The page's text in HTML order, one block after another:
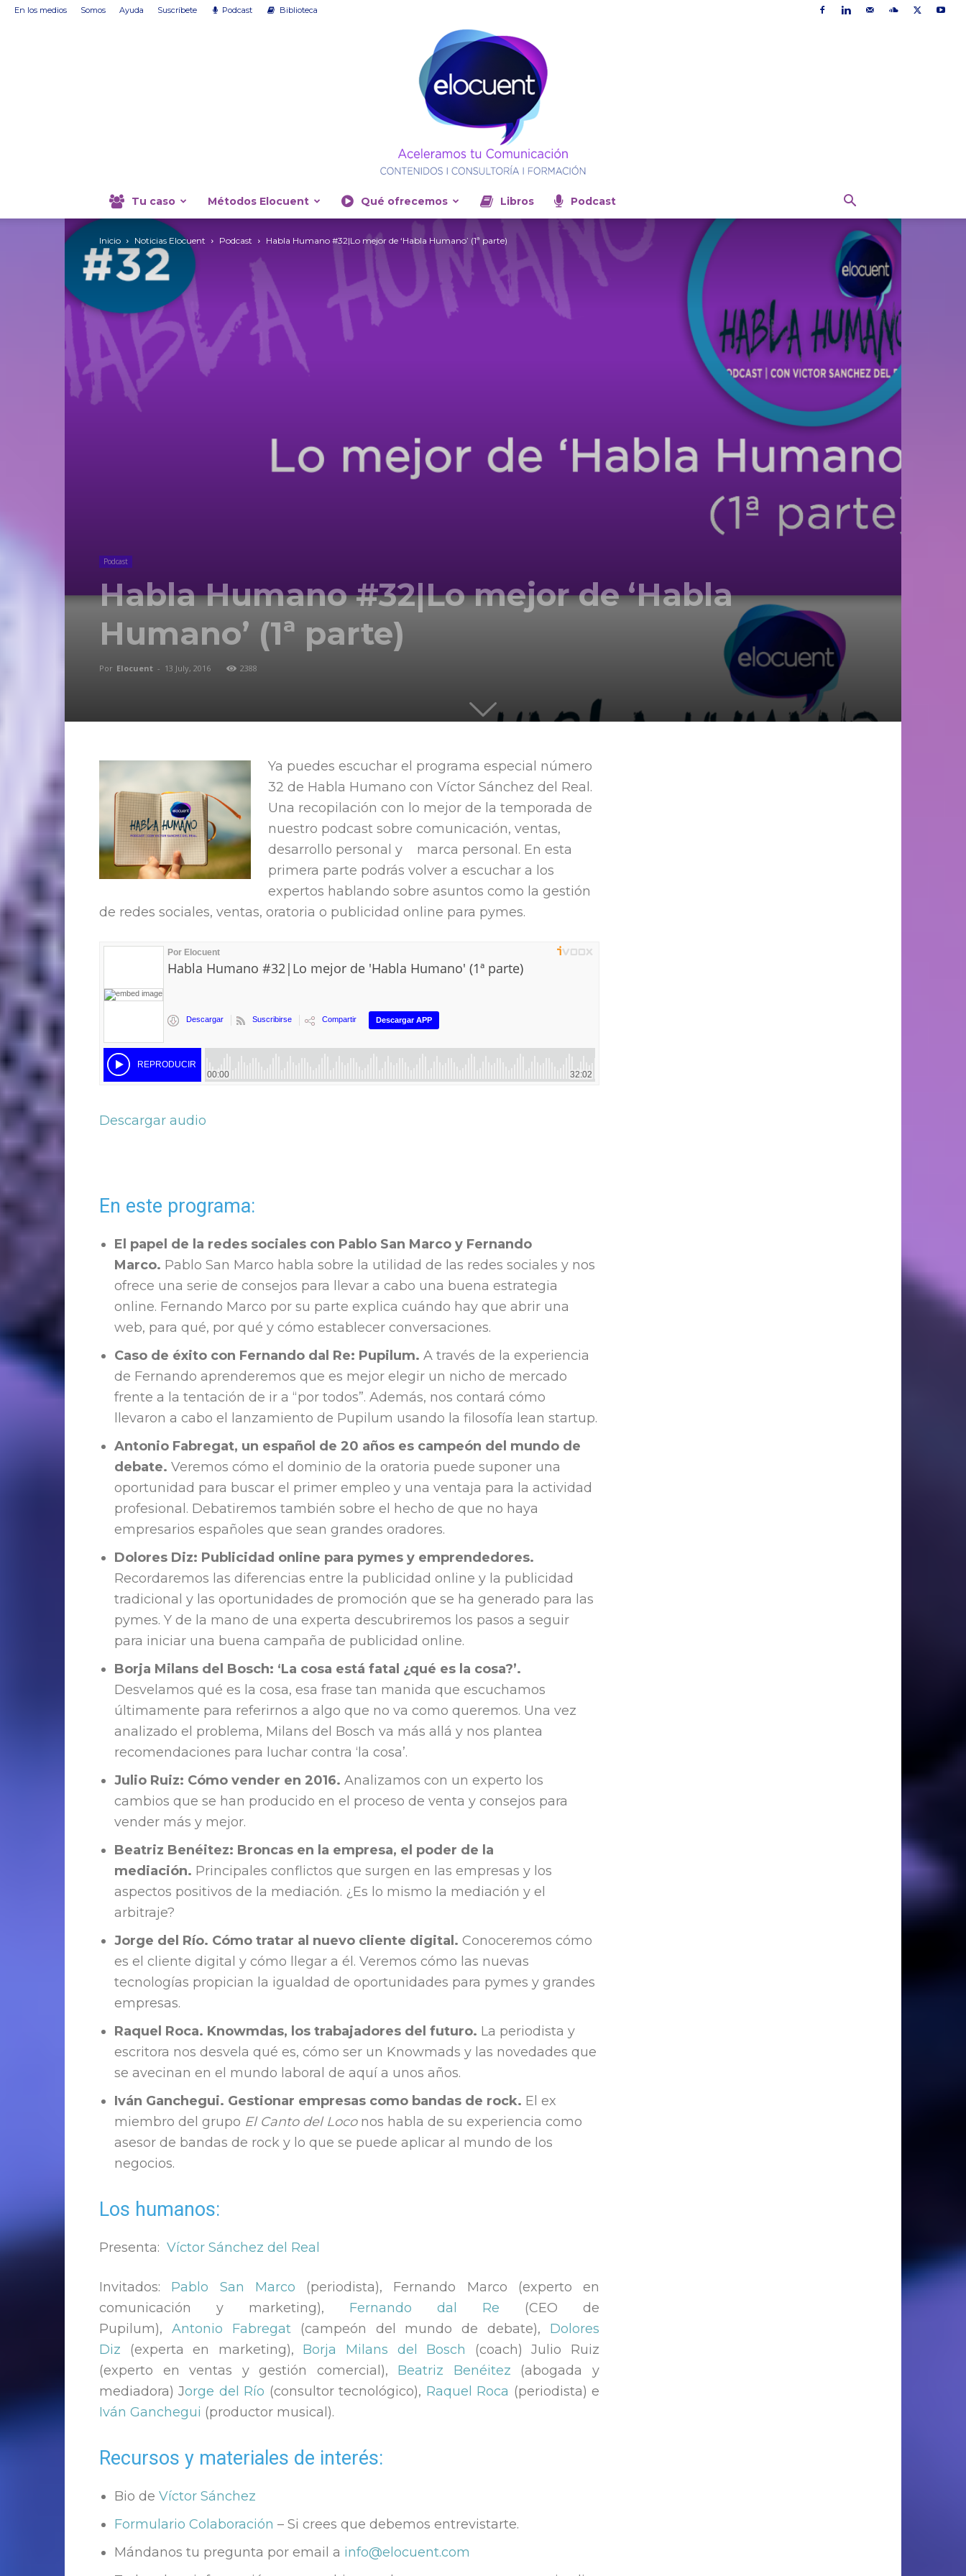
En los medios Somos Ayuda Suscríbete Podcast Biblioteca
Elocuent-
que
liderar
Tu caso Métodos Elocuent Qué ofrecemos Libros Podcast
Inicio Noticias Elocuent Podcast Habla Humano #32|Lo mejor de ‘Habla Humano’ (1ª parte)
Podcast
Habla Humano #32|Lo mejor de ‘Habla
Humano’ (1ª parte)
Por Elocuent - 13 July, 2016 2388
Ya puedes escuchar el programa especial número
32 de Habla Humano con Víctor Sánchez del Real.
Una recopilación con lo mejor de la temporada de
nuestro podcast sobre comunicación, ventas,
desarrollo personal y marca personal. En esta
primera parte podrás volver a escuchar a los
expertos hablando sobre asuntos como la gestión
de redes sociales, ventas, oratoria o publicidad online para pymes.
Descargar audio
En este programa:
El papel de la redes sociales con Pablo San Marco y Fernando
Marco. Pablo San Marco habla sobre la utilidad de las redes sociales y nos
ofrece una serie de consejos para llevar a cabo una buena estrategia
online. Fernando Marco por su parte explica cuándo hay que abrir una
web, para qué, por qué y cómo establecer conversaciones.
Caso de éxito con Fernando dal Re: Pupilum. A través de la experiencia
de Fernando aprenderemos que es mejor elegir un nicho de mercado
frente a la tentación de ir a “por todos”. Además, nos contará cómo
llevaron a cabo el lanzamiento de Pupilum usando la filosofía lean startup.
Antonio Fabregat, un español de 20 años es campeón del mundo de
debate. Veremos cómo el dominio de la oratoria puede suponer una
oportunidad para buscar el primer empleo y una ventaja para la actividad
profesional. Debatiremos también sobre el hecho de que no haya
empresarios españoles que sean grandes oradores.
Dolores Diz: Publicidad online para pymes y emprendedores.
Recordaremos las diferencias entre la publicidad online y la publicidad
tradicional y las oportunidades de promoción que se ha generado para las
pymes. Y de la mano de una experta descubriremos los pasos a seguir
para iniciar una buena campaña de publicidad online.
Borja Milans del Bosch: ‘La cosa está fatal ¿qué es la cosa?’.
Desvelamos qué es la cosa, esa frase tan manida que escuchamos
últimamente para referirnos a algo que no va como queremos. Una vez
analizado el problema, Milans del Bosch va más allá y nos plantea
recomendaciones para luchar contra ‘la cosa’.
Julio Ruiz: Cómo vender en 2016. Analizamos con un experto los
cambios que se han producido en el proceso de venta y consejos para
vender más y mejor.
Beatriz Benéitez: Broncas en la empresa, el poder de la
mediación. Principales conflictos que surgen en las empresas y los
aspectos positivos de la mediación. ¿Es lo mismo la mediación y el
arbitraje?
Jorge del Río. Cómo tratar al nuevo cliente digital. Conoceremos cómo
es el cliente digital y cómo llegar a él. Veremos cómo las nuevas
tecnologías propician la igualdad de oportunidades para pymes y grandes
empresas.
Raquel Roca. Knowmdas, los trabajadores del futuro. La periodista y
escritora nos desvela qué es, cómo ser un Knowmads y las novedades que
se avecinan en el mundo laboral de aquí a unos años.
Iván Ganchegui. Gestionar empresas como bandas de rock. El ex
miembro del grupo El Canto del Loco nos habla de su experiencia como
asesor de bandas de rock y lo que se puede aplicar al mundo de los
negocios.
Los humanos:
Presenta: Víctor Sánchez del Real
Invitados: Pablo San Marco (periodista), Fernando Marco (experto en
comunicación y marketing), Fernando dal Re (CEO de
Pupilum), Antonio Fabregat(campeón del mundo de debate), Dolores
Diz (experta en marketing), Borja Milans del Bosch
(coach) Julio Ruiz
(experto en ventas y gestión comercial), Beatriz Benéitez (abogada y
mediadora) Jorge del Río (consultor tecnológico), Raquel Roca (periodista) e
Iván Ganchegui (productor musical).
Recursos y materiales de interés:
Bio de Víctor Sánchez
Formulario Colaboración – Si crees que debemos entrevistarte.
Mándanos tu pregunta por email a info@elocuent.com